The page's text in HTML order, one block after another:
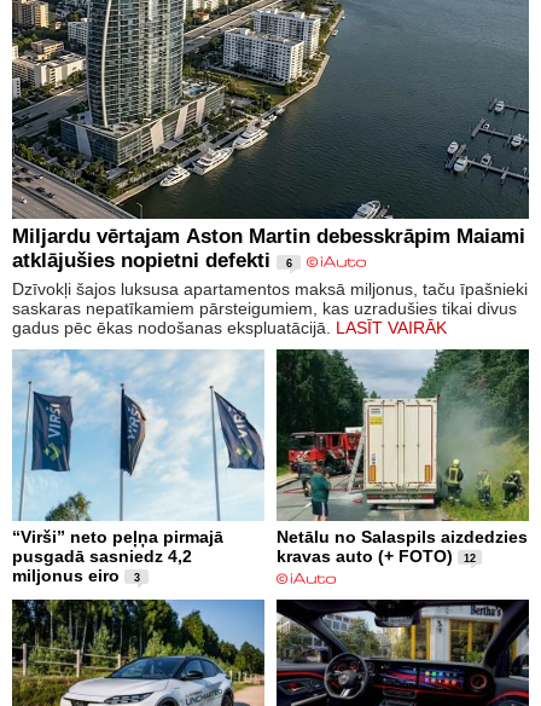
Miljardu vērtajam Aston Martin debesskrāpim Maiami
atklājušies nopietni defekti
6
Dzīvokļi šajos luksusa apartamentos maksā miljonus, taču īpašnieki
saskaras nepatīkamiem pārsteigumiem, kas uzradušies tikai divus
gadus pēc ēkas nodošanas ekspluatācijā. LASĪT VAIRĀK
“Virši” neto peļņa pirmajā
pusgadā sasniedz 4,2
miljonus eiro
3
Netālu no Salaspils aizdedzies
kravas auto (+ FOTO)
12